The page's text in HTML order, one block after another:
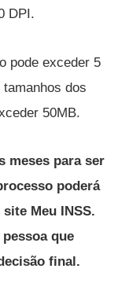
DPI.
pode exceder 5
dos
50MB.
meses para ser
poderá
Meu INSS.
que
final.